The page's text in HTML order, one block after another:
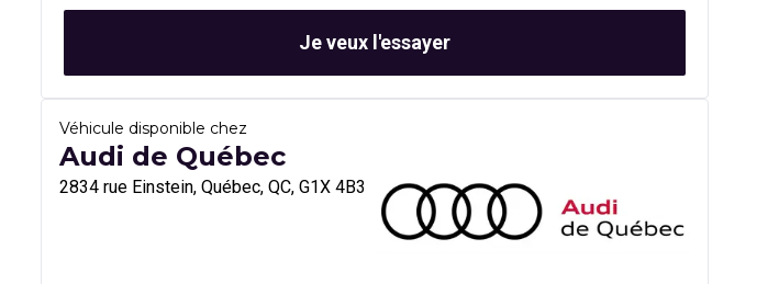
Je veux l'essayer
Véhicule disponible chez
Audi de Québec
2834 rue Einstein, Québec, QC, G1X 4B3